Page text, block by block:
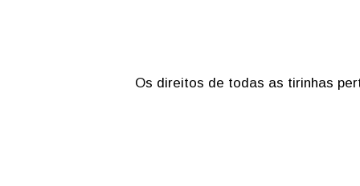
Os direitos de todas as tirinhas